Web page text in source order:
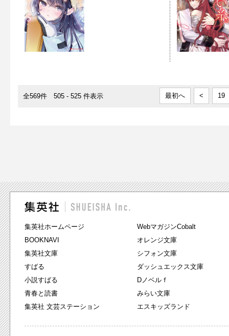
全569件 505 - 525 件表示 最初へ < 19
集英社ホームページ
BOOKNAVI
集英社文庫
すばる
小説すばる
青春と読書
集英社 文芸ステーション
WebマガジンCobalt
オレンジ文庫
シフォン文庫
ダッシュエックス文庫
Dノベルｆ
みらい文庫
エスキッズランド